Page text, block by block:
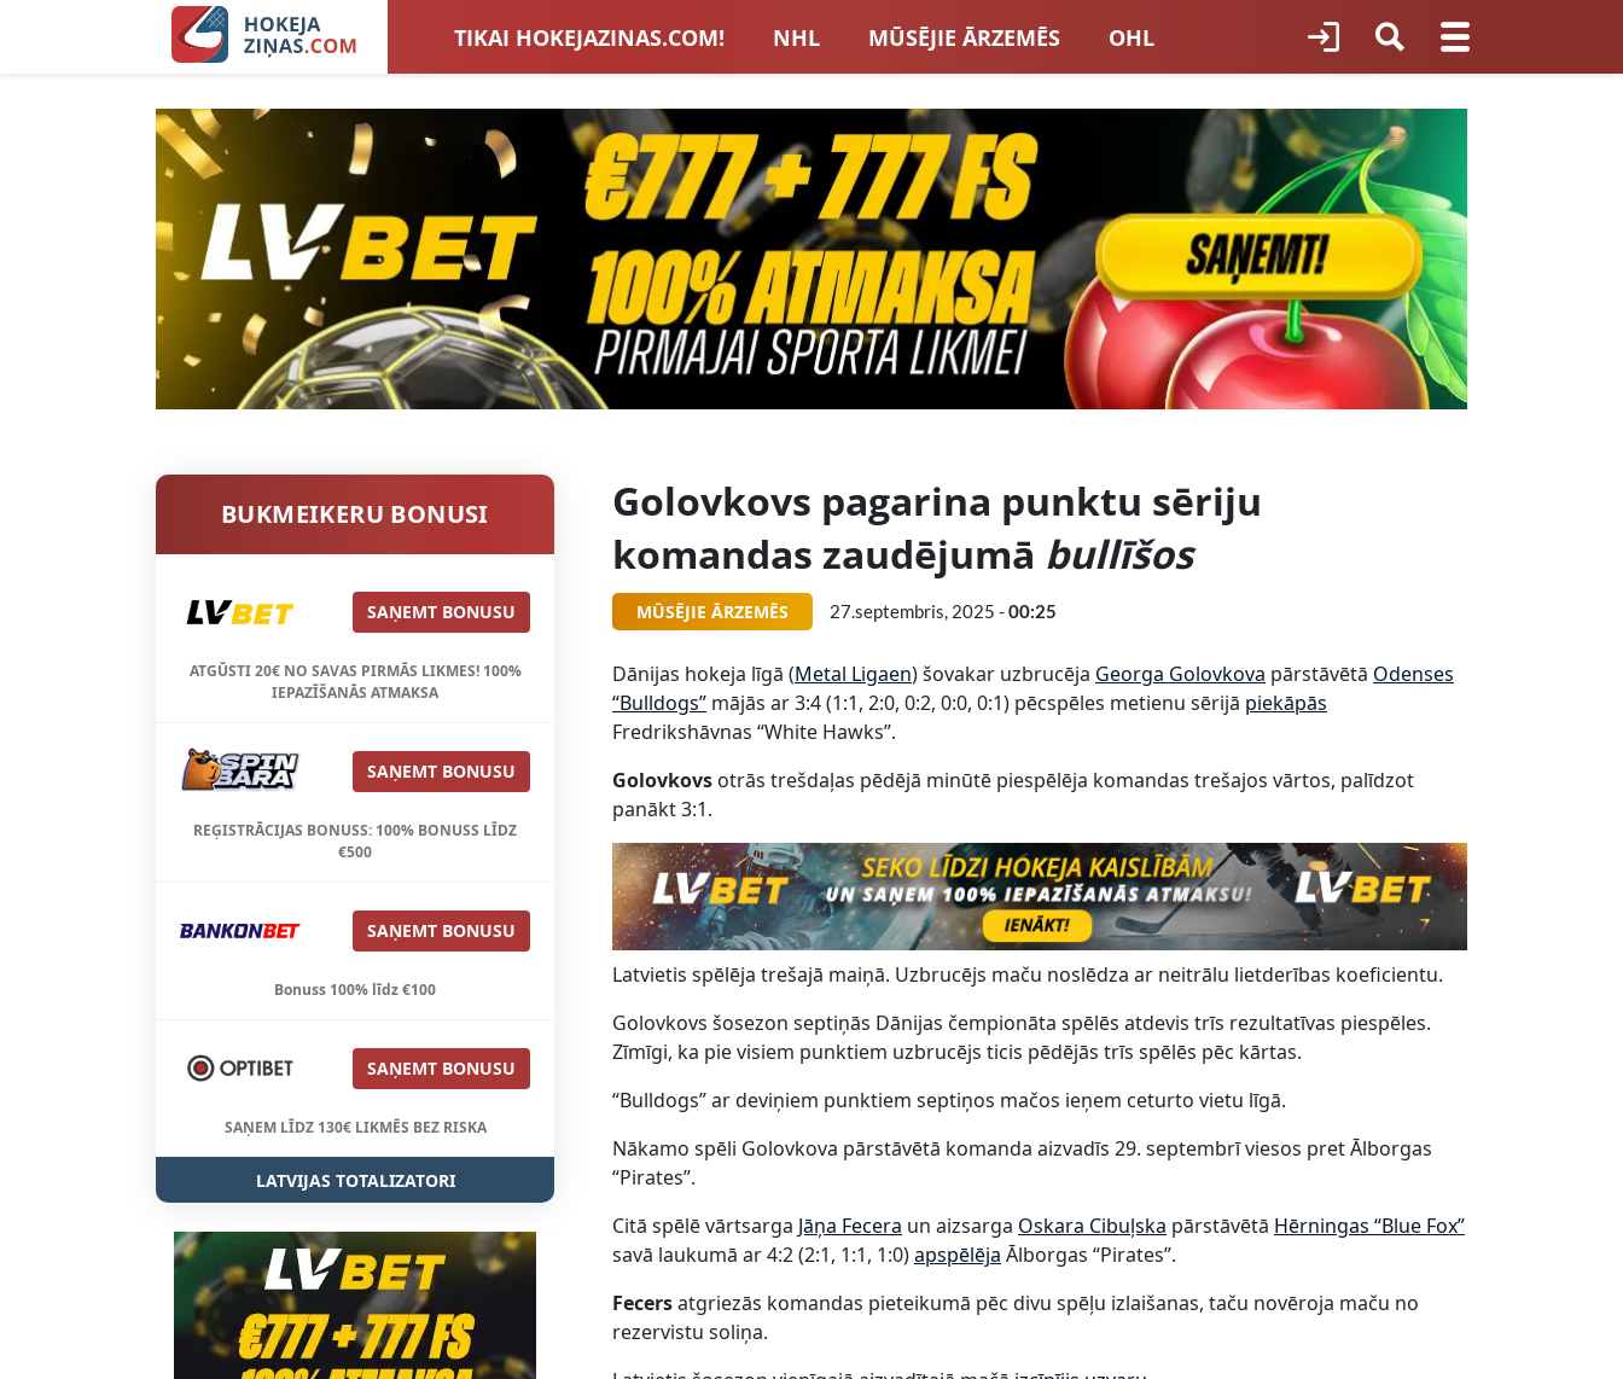
TIKAI HOKEJAZINAS.COM! NHL MŪSĒJIE ĀRZEMĒS OHL
LATVIJAS IZLASE EIROPA LVBET BONUSI JAUNATNES HOKEJS
SIEVIEŠU HOKEJS BLOGI INTERVIJAS TOTALIZATORI LATVIJĀ
TOTALIZATORU BONUSI VISAS ZIŅAS
BUKMEIKERU BONUSI
SAŅEMT BONUSU
ATGŪSTI 20€ NO SAVAS PIRMĀS LIKMES! 100%
IEPAZĪŠANĀS ATMAKSA
SAŅEMT BONUSU
REĢISTRĀCIJAS BONUSS: 100% BONUSS LĪDZ
€500
SAŅEMT BONUSU
Bonuss 100% līdz €100
SAŅEMT BONUSU
SAŅEM LĪDZ 130€ LIKMĒS BEZ RISKA
LATVIJAS TOTALIZATORI
Golovkovs pagarina punktu sēriju
komandas zaudējumā bullīšos
MŪSĒJIE ĀRZEMĒS 27.septembris, 2025 -00:25
Dānijas hokeja līgā (Metal Ligaen) šovakar uzbrucēja Georga Golovkova pārstāvētā Odenses
“Bulldogs” mājās ar 3:4 (1:1, 2:0, 0:2, 0:0, 0:1) pēcspēles metienu sērijā piekāpās
Fredrikshāvnas “White Hawks”.
Golovkovs otrās trešdaļas pēdējā minūtē piespēlēja komandas trešajos vārtos, palīdzot
panākt 3:1.
Latvietis spēlēja trešajā maiņā. Uzbrucējs maču noslēdza ar neitrālu lietderības koeficientu.
Golovkovs šosezon septiņās Dānijas čempionāta spēlēs atdevis trīs rezultatīvas piespēles.
Zīmīgi, ka pie visiem punktiem uzbrucējs ticis pēdējās trīs spēlēs pēc kārtas.
“Bulldogs” ar deviņiem punktiem septiņos mačos ieņem ceturto vietu līgā.
Nākamo spēli Golovkova pārstāvētā komanda aizvadīs 29. septembrī viesos pret Ālborgas
“Pirates”.
Citā spēlē vārtsarga Jāņa Fecera un aizsarga Oskara Cibuļska pārstāvētā Hērningas “Blue Fox”
savā laukumā ar 4:2 (2:1, 1:1, 1:0)apspēlēja Ālborgas “Pirates”.
Fecersatgriezās komandas pieteikumā pēc divu spēļu izlaišanas, taču novēroja maču no
rezervistu soliņa.